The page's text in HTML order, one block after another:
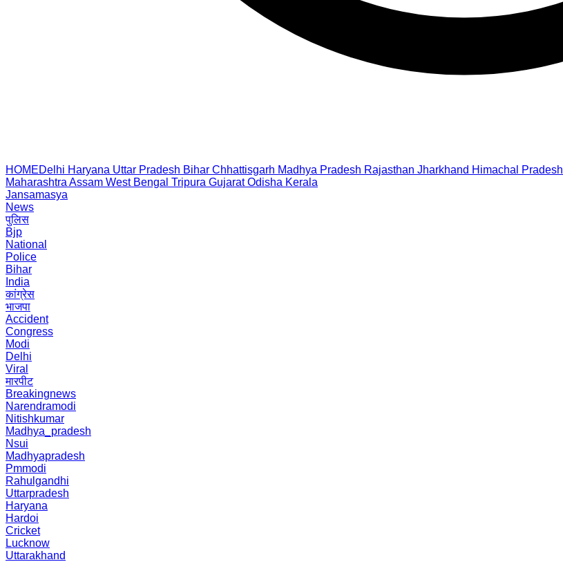
HOMEDelhi Haryana Uttar Pradesh Bihar Chhattisgarh Madhya Pradesh Rajasthan Jharkhand Himachal Pradesh
Maharashtra Assam West Bengal Tripura Gujarat Odisha Kerala
Jansamasya
News
पुलिस
Bjp
National
Police
Bihar
India
कांग्रेस
भाजपा
Accident
Congress
Modi
Delhi
Viral
मारपीट
Breakingnews
Narendramodi
Nitishkumar
Madhya_pradesh
Nsui
Madhyapradesh
Pmmodi
Rahulgandhi
Uttarpradesh
Haryana
Hardoi
Cricket
Lucknow
Uttarakhand